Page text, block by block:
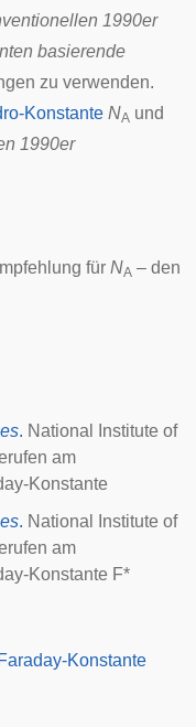
1990er
basierende
zu verwenden.
Konstante NA und
1990er
für NA – den
. National Institute of
am
Konstante
. National Institute of
am
Konstante F*
Konstante